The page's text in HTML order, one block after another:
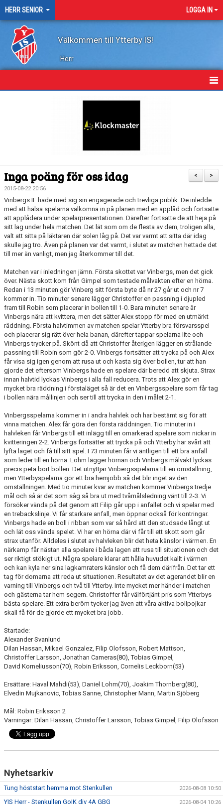
HERR SENIOR LOGGA IN
Välkommen till Ytterby IS!
Herr
KONTAKT
MARATONTABELL
BILDGALLERI
MATCHER
LÄNKAR
DOKUMENT
>
<
Inga poäng för oss idag
2015-08-22 20:56
Vinbergs IF hade med sig sin engagerade och trevliga publik. De inledde
med att hälsa spelarna välkomna in på planen med en applåd och fortsatte
att applådera under spelarpresentationen. Därefter fortsatte de att heja på
sitt lag under hela matchen. Det lät som om de flesta av dem, troligen alla,
valt att sitta på läktaren där solen låg på. Det var varmt att sitta där idag
skulle jag tro. Även på planen var det varmt, i slutet av matchen hettade det
till mer än vanligt, men jag återkommer till det.
Matchen var i inledningen jämn. Första skottet var Vinbergs, men det gick
över. Nästa skott kom från Gimpel som testade målvakten efter en hörna.
Redan i 13 minuten gör Vinberg sitt första byte då nr 27 går ut och nr 7
kommer in. Tio minuter senare lägger Christoffer en passning i djupled
fram till Robin som placerar in bollen till 1-0. Bara minuten senare är
Vinbergs nära att kvittera, men det sätter Alex stopp för med en utmärkt
räddning. Första halvtimmen av matchen spelar Ytterby bra försvarsspel
och placerar sig rätt över hela banan, därefter tappar spelarna lite och
Vinbergs trycker på. Skönt då att Christoffer återigen lägger en strålande
passning till Robin som gör 2-0. Vinbergs fortsätter att trycka på och Alex
får visa sig igen genom att rusa ut och kasta sig över bollen, tur att han
gjorde det eftersom Vinbergs hade en spelare där beredd att skjuta. Strax
innan halvtid lyckas Vinbergs i alla fall reducera. Trots att Alex gör en
mycket bra räddning i förstaläget så är det en Vinbergsspelare som får tag
i bollen nära mållinjen och ser till att trycka in den i målet 2-1.
Vinbergsspelarna kommer in i andra halvlek och har bestämt sig för att
vinna matchen. Alex får göra den första räddningen. Tio minuter in i
halvleken får Vinbergs till ett inlägg till en omarkerad spelare som nickar in
kvitteringen 2-2. Vinbergs fortsätter att trycka på och Ytterby har svårt att
lyfta laget och få till sitt spel. I 73 minuten får vi äntligen till ett bra anfall
som leder till en hörna. Lohm lägger hörnan och Vinbergs målvakt lyckas
precis peta bort bollen. Det utnyttjar Vinbergsspelarna till en omställning,
men Ytterbyspelarna gör ett bra hemjobb så det blir inget av den
omställningen. Med tio minuter kvar av matchen kommer Vinbergs tredje
mål och så är det som såg så bra ut med tvåmålsledning vänt till 2-3. Vi
försöker vända på det genom att Filip går upp i anfallet och vi spelar med
en trebackslinje. Vi får starkare anfall, men öppnar också för kontringar.
Vinbergs hade en boll i ribban som var så hård att den studsade långt ut
och lät oss vända spelet. Vi har en hörna där vi får till ett skott som går
strax utanför. Alldeles i slutet av halvleken blir det heta känslor i värmen. En
närkamp får nästan alla spelare i båda lagen att rusa till situationen och det
ser riktigt stökigt ut. Några spelare klarar att hålla huvudet kallt i värmen
och kan kyla ner sina lagkamraters känslor och få dem därifrån. Det tar ett
tag för domarna att reda ut situationen. Resultatet av det agerandet blir en
varning till Vinbergs och två till Ytterby. Inte mycket mer händer i matchen
och gästerna tar hem segern. Christoffer får välförtjänt pris som Ytterbys
bästa spelare. Ett extra beröm tycker jag även att våra aktiva bollpojkar
skall få för de gjorde ett mycket bra jobb.
Startade:
Alexander Svanlund
Dilan Hassan, Mikael Gonzalez, Filip Olofsson, Robert Mattson,
Christoffer Larsson, Jonathan Cameras(80), Tobias Gimpel,
David Korneliusson(70), Robin Eriksson, Cornelis Leckborn(53)
Ersättare: Haval Mahdi(53), Daniel Lohm(70), Joakim Thornberg(80),
Elvedin Mujkanovic, Tobias Sanne, Christopher Mann, Martin Sjöberg
Mål: Robin Eriksson 2
Varningar: Dilan Hassan, Christoffer Larsson, Tobias Gimpel, Filip Olofsson
Nyhetsarkiv
Tung höststart hemma mot Stenkullen 2026-08-08 10:50
YIS Herr - Stenkullen GoIK div 4A GBG 2026-08-04 10:26